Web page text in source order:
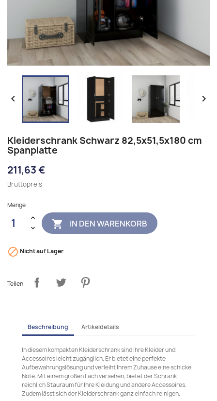
 
Kleiderschrank Schwarz 82,5x51,5x180 cm
Spanplatte
211,63 €
Bruttopreis
Menge
 IN DEN WARENKORB
 Nicht auf Lager
Teilen
Beschreibung Artikeldetails
In diesem kompakten Kleiderschrank sind Ihre Kleider und
Accessoires leicht zugänglich. Er bietet eine perfekte
Aufbewahrungslösung und verleiht Ihrem Zuhause eine schicke
Note. Mit einem großen Fach versehen, bietet der Schrank
reichlich Stauraum für Ihre Kleidung und andere Accessoires.
Zudem lässt sich der Kleiderschrank ganz einfach reinigen.